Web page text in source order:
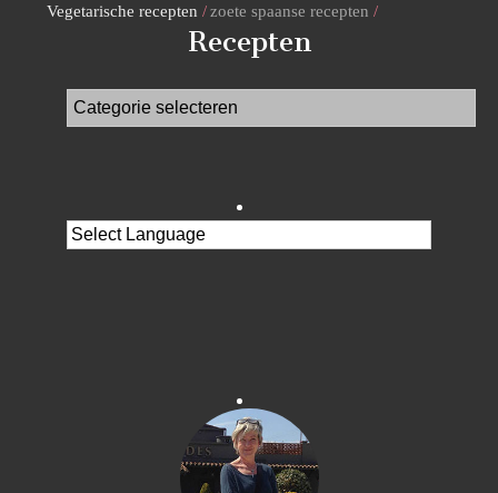
Vegetarische recepten
zoete spaanse recepten
Recepten